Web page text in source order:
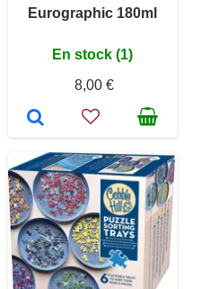
Eurographic 180ml
En stock (1)
8,00 €